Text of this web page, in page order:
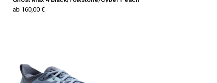
ab 160,00 €